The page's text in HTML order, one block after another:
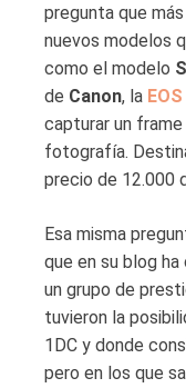
pregunta que
nuevos modelos
como el modelo
de Canon, la
capturar un frame
fotografía.
precio de 12.000
Esa misma
que en su blog
un grupo de
tuvieron la
1DC y donde
pero en los que